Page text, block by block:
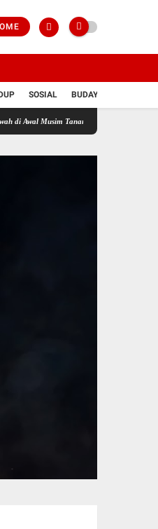
SOSIAL BUDAYA
Tanam, Babinsa Datang Menemui Petani